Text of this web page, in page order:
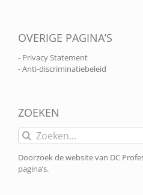
OVERIGE PAGINA’S
- Privacy Statement
- Anti-discriminatiebeleid
ZOEKEN
Zoeken
naar:
Doorzoek de website van DC
pagina’s.